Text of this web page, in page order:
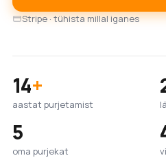
Stripe · tühista millal iganes
14+
aastat purjetamist
5
oma purjekat